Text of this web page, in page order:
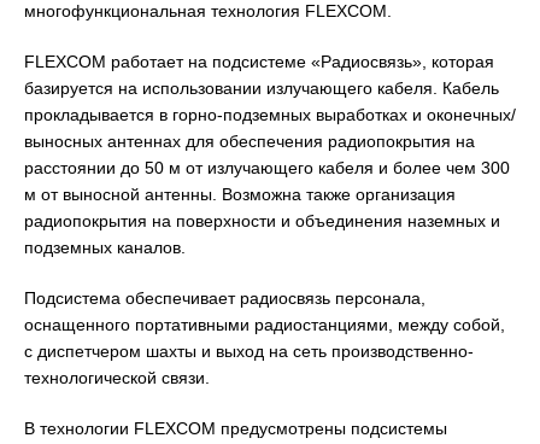
многофункциональная технология FLEXCOM.
FLEXCOM работает на подсистеме «Радиосвязь», которая
базируется на использовании излучающего кабеля. Кабель
прокладывается в горно-подземных выработках и оконечных/
выносных антеннах для обеспечения радиопокрытия на
расстоянии до 50 м от излучающего кабеля и более чем 300
м от выносной антенны. Возможна также организация
радиопокрытия на поверхности и объединения наземных и
подземных каналов.
Подсистема обеспечивает радиосвязь персонала,
оснащенного портативными радиостанциями, между собой,
с диспетчером шахты и выход на сеть производственно-
технологической связи.
В технологии FLEXCOM предусмотрены подсистемы